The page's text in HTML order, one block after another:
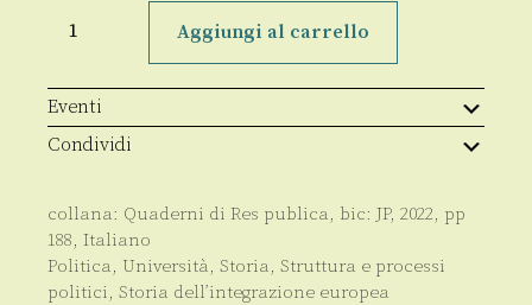
Aggiungi al carrello
Eventi
Condividi
collana: Quaderni di Res publica, bic: JP, 2022, pp
188, Italiano
Politica, Università, Storia, Struttura e processi
politici, Storia dell’integrazione europea